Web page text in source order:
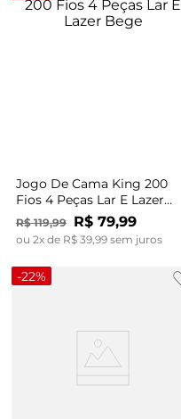
Jogo De Cama King 200
Fios 4 Peças Lar E Lazer
Bege
R$ 119,99 R$ 79,99
ou 2x de R$ 39,99sem juros
-22%